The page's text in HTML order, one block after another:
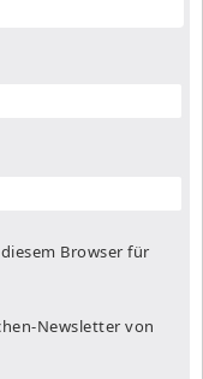
Browser für
Newsletter von